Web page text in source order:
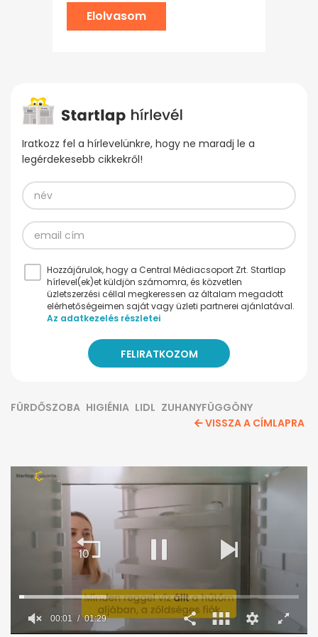
Elolvasom
Iratkozz fel a hírlevelünkre, hogy ne maradj le a
legérdekesebb cikkekről!
Hozzájárulok, hogy a Central Médiacsoport Zrt. Startlap
hírlevel(ek)et küldjön számomra, és közvetlen
üzletszerzési céllal megkeressen az általam megadott
elérhetőségeimen saját vagy üzleti partnerei ajánlatával.
Az adatkezelés részletei
FÜRDŐSZOBA HIGIÉNIA LIDL ZUHANYFÜGGÖNY
VISSZA A CÍMLAPRA